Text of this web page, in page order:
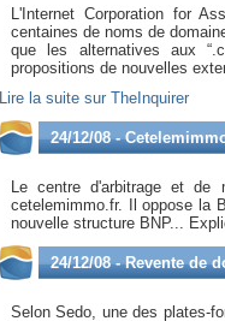
L'Internet Corporation for
centaines de noms de
que les alternatives aux
propositions de nouvelles
Lire la suite sur TheInquirer
24/12/08 -
Le centre d'arbitrage et de
cetelemimmo.fr. Il oppose la
nouvelle structure BNP...
24/12/08 - Revente de
Selon Sedo, une des plates-